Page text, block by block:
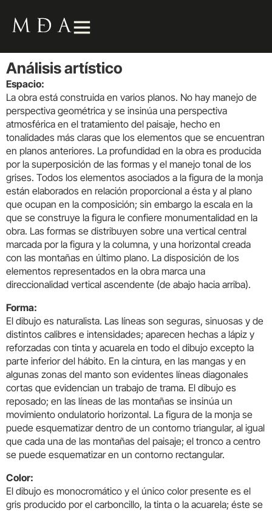
Análisis artístico
Espacio:
La obra está construida en varios planos. No hay manejo de
perspectiva geométrica y se insinúa una perspectiva
atmosférica en el tratamiento del paisaje, hecho en
tonalidades más claras que los elementos que se encuentran
en planos anteriores. La profundidad en la obra es producida
por la superposición de las formas y el manejo tonal de los
grises. Todos los elementos asociados a la figura de la monja
están elaborados en relación proporcional a ésta y al plano
que ocupan en la composición; sin embargo la escala en la
que se construye la figura le confiere monumentalidad en la
obra. Las formas se distribuyen sobre una vertical central
marcada por la figura y la columna, y una horizontal creada
con las montañas en último plano. La disposición de los
elementos representados en la obra marca una
direccionalidad vertical ascendente (de abajo hacia arriba).
Forma:
El dibujo es naturalista. Las líneas son seguras, sinuosas y de
distintos calibres e intensidades; aparecen hechas a lápiz y
reforzadas con tinta y acuarela en todo el dibujo excepto la
parte inferior del hábito. En la cintura, en las mangas y en
algunas zonas del manto son evidentes líneas diagonales
cortas que evidencian un trabajo de trama. El dibujo es
reposado; en las líneas de las montañas se insinúa un
movimiento ondulatorio horizontal. La figura de la monja se
puede esquematizar dentro de un contorno triangular, al igual
que cada una de las montañas del paisaje; el tronco a centro
se puede esquematizar en un contorno rectangular.
Color:
El dibujo es monocromático y el único color presente es el
gris producido por el carboncillo, la tinta o la acuarela; éste se